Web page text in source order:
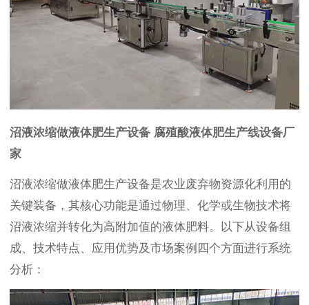
沼液浓缩做液体肥生产设备 腐殖酸液体肥生产线设备厂
家
沼液浓缩做液体肥生产设备是农业废弃物资源化利用的
关键装备，其核心功能是通过物理、化学或生物技术将
沼液浓缩并转化为高附加值的液体肥料。以下从设备组
成、技术特点、应用优势及市场案例四个方面进行系统
分析：